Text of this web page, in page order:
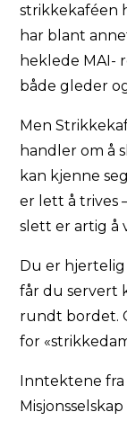
strikkekaféen
har blant
heklede MAI-
både gleder
Men
handler om å
kan kjenne
er lett å trives
slett er artig å
Du er
får du servert
rundt bordet.
for
Inntektene fra